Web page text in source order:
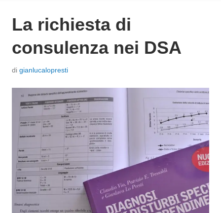
La richiesta di
consulenza nei DSA
P
di gianlucalopresti